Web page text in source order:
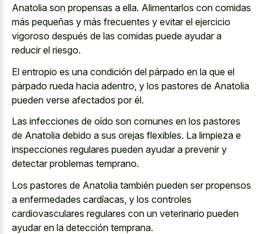
Anatolia son propensas a ella. Alimentarlos con comidas
más pequeñas y más frecuentes y evitar el ejercicio
vigoroso después de las comidas puede ayudar a
reducir el riesgo.
El entropio es una condición del párpado en la que el
párpado rueda hacia adentro, y los pastores de Anatolia
pueden verse afectados por él.
Las infecciones de oído son comunes en los pastores
de Anatolia debido a sus orejas flexibles. La limpieza e
inspecciones regulares pueden ayudar a prevenir y
detectar problemas temprano.
Los pastores de Anatolia también pueden ser propensos
a enfermedades cardíacas, y los controles
cardiovasculares regulares con un veterinario pueden
ayudar en la detección temprana.